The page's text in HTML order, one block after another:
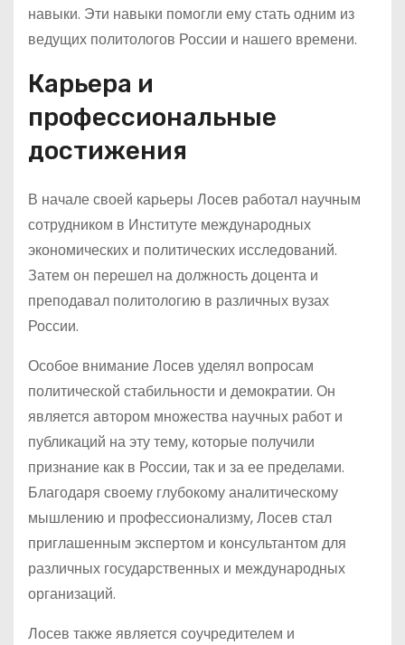
навыки. Эти навыки помогли ему стать одним из
ведущих политологов России и нашего времени.
Карьера и
профессиональные
достижения
В начале своей карьеры Лосев работал научным
сотрудником в Институте международных
экономических и политических исследований.
Затем он перешел на должность доцента и
преподавал политологию в различных вузах
России.
Особое внимание Лосев уделял вопросам
политической стабильности и демократии. Он
является автором множества научных работ и
публикаций на эту тему, которые получили
признание как в России, так и за ее пределами.
Благодаря своему глубокому аналитическому
мышлению и профессионализму, Лосев стал
приглашенным экспертом и консультантом для
различных государственных и международных
организаций.
Лосев также является соучредителем и